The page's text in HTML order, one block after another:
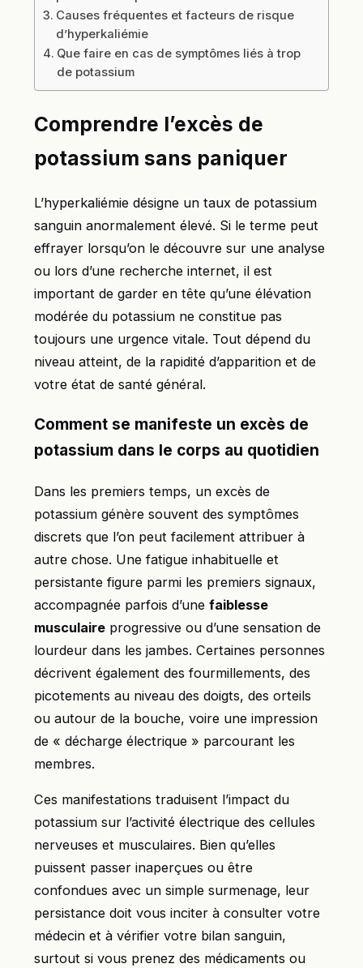
Causes fréquentes et facteurs de risque
d’hyperkaliémie
Que faire en cas de symptômes liés à trop
de potassium
Comprendre l’excès de
potassium sans paniquer
L’hyperkaliémie désigne un taux de potassium
sanguin anormalement élevé. Si le terme peut
effrayer lorsqu’on le découvre sur une analyse
ou lors d’une recherche internet, il est
important de garder en tête qu’une élévation
modérée du potassium ne constitue pas
toujours une urgence vitale. Tout dépend du
niveau atteint, de la rapidité d’apparition et de
votre état de santé général.
Comment se manifeste un excès de
potassium dans le corps au quotidien
Dans les premiers temps, un excès de
potassium génère souvent des symptômes
discrets que l’on peut facilement attribuer à
autre chose. Une fatigue inhabituelle et
persistante figure parmi les premiers signaux,
accompagnée parfois d’une faiblesse
musculaire progressive ou d’une sensation de
lourdeur dans les jambes. Certaines personnes
décrivent également des fourmillements, des
picotements au niveau des doigts, des orteils
ou autour de la bouche, voire une impression
de « décharge électrique » parcourant les
membres.
Ces manifestations traduisent l’impact du
potassium sur l’activité électrique des cellules
nerveuses et musculaires. Bien qu’elles
puissent passer inaperçues ou être
confondues avec un simple surmenage, leur
persistance doit vous inciter à consulter votre
médecin et à vérifier votre bilan sanguin,
surtout si vous prenez des médicaments ou